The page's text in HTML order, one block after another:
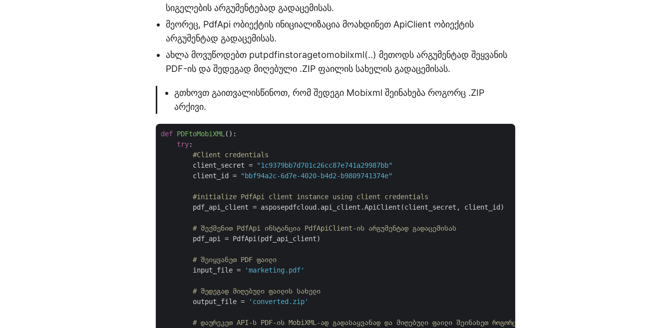
სიგელების არგუმენტებად გადაცემისას.
მეორეც, PdfApi ობიექტის ინიციალიზაცია მოახდინეთ ApiClient ობიექტის
არგუმენტად გადაცემისას.
ახლა მოვუწოდებთ putpdfinstoragetomobilxml(..) მეთოდს არგუმენტად შეყვანის
PDF-ის და შედეგად მიღებული .ZIP ფაილის სახელის გადაცემისას.
გთხოვთ გაითვალისწინოთ, რომ შედეგი Mobixml შეინახება როგორც .ZIP
არქივი.
def PDFtoMobiXML ():
try:
#Client credentials
        client_secret =
"1c9379bb7d701c26cc87e741a29987bb"
        client_id =
"bbf94a2c-6d7e-4020-b4d2-b9809741374e"
#initialize PdfApi client instance using client credentials
        pdf_api_client = asposepdfcloud.api_client.ApiClient(client_secret, client_id)
# შექმენით PdfApi ინსტანცია PdfApiClient-ის არგუმენტად გადაცემისას
        pdf_api = PdfApi(pdf_api_client)
# შეიყვანეთ PDF ფაილი
        input_file =
'marketing.pdf'
# შედეგად მიღებული ფაილის სახელი
        output_file =
'converted.zip'
# დაურეკეთ API-ს PDF-ის MobiXML-ად გადასაყვანად და მიღებული ფაილი შეინახეთ როგორც .ZIP არქივი ღრუბლოვან საცავში